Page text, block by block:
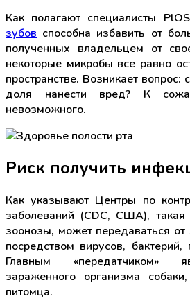
Как полагают специалисты
зубов способна избавить от
полученных владельцем от
некоторые микробы все равно
пространстве. Возникает вопрос:
доля нанести вред? К
невозможного.
Риск получить
Как указывают Центры по
заболеваний (CDC, США), такая
зоонозы, может передаваться
посредством вирусов, бактерий,
Главным «передатчиком»
зараженного организма
питомца.